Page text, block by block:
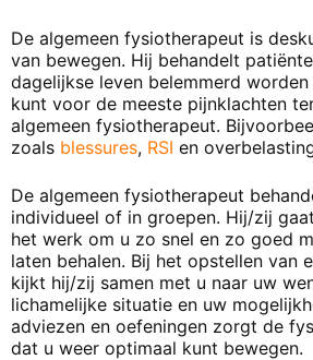
De algemeen fysiotherapeut is
van bewegen. Hij behandelt
dagelijkse leven belemmerd
kunt voor de meeste pijnklachten
algemeen fysiotherapeut.
zoals blessures, RSI en
De algemeen fysiotherapeut
individueel of in groepen. Hij/zij
het werk om u zo snel en zo goed
laten behalen. Bij het opstellen van
kijkt hij/zij samen met u naar uw
lichamelijke situatie en uw
adviezen en oefeningen zorgt de
dat u weer optimaal kunt bewegen.